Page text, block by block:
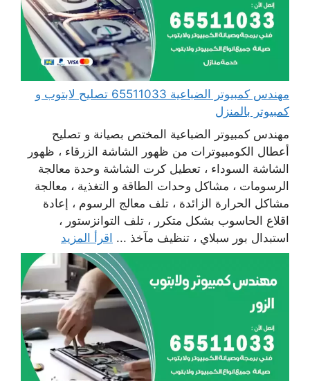
مهندس كمبيوتر الضباعية 65511033 تصليح لابتوب و
كمبيوتر بالمنزل
مهندس كمبيوتر الضباعية المختص بصيانة و تصليح
أعطال الكومبيوترات من ظهور الشاشة الزرقاء ، ظهور
الشاشة السوداء ، تعطيل كرت الشاشة وحدة معالجة
الرسومات ، مشاكل وحدات الطاقة و التغذية ، معالجة
مشاكل الحرارة الزائدة ، تلف معالج الرسوم ، إعادة
اقلاع الحاسوب بشكل متكرر ، تلف التوانزستور ،
استبدال بور سبلاي ، تنظيف مآخذ ... اقرأ المزيد